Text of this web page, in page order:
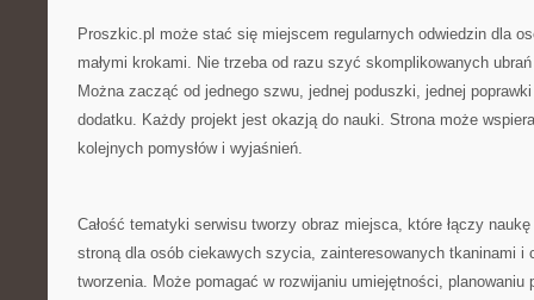
Proszkic.pl może stać się miejscem regularnych odwiedzin dla
małymi krokami. Nie trzeba od razu szyć skomplikowanych
Można zacząć od jednego szwu, jednej poduszki, jednej
dodatku. Każdy projekt jest okazją do nauki. Strona może
kolejnych pomysłów i wyjaśnień.
Całość tematyki serwisu tworzy obraz miejsca, które łączy
stroną dla osób ciekawych szycia, zainteresowanych tkaninami i
tworzenia. Może pomagać w rozwijaniu umiejętności, planowaniu